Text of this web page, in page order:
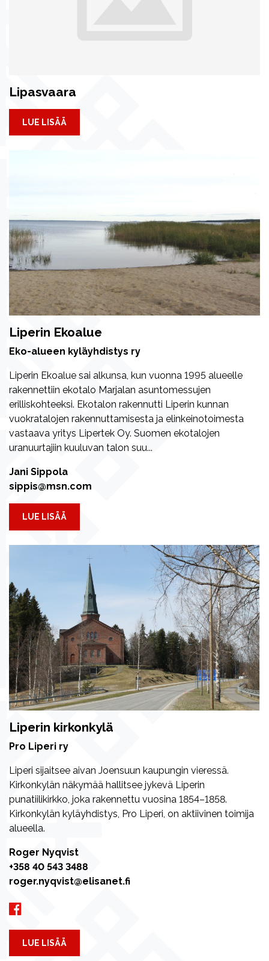
Lipasvaara
LUE LISÄÄ
Liperin Ekoalue
Eko-alueen kyläyhdistys ry
Liperin Ekoalue sai alkunsa, kun vuonna 1995 alueelle
rakennettiin ekotalo Marjalan asuntomessujen
erilliskohteeksi. Ekotalon rakennutti Liperin kunnan
vuokratalojen rakennuttamisesta ja elinkeinotoimesta
vastaava yritys Lipertek Oy. Suomen ekotalojen
uranuurtajiin kuuluvan talon suu...
Jani Sippola
sippis@msn.com
LUE LISÄÄ
Liperin kirkonkylä
Pro Liperi ry
Liperi sijaitsee aivan Joensuun kaupungin vieressä.
Kirkonkylän näkymää hallitsee jykevä Liperin
punatiilikirkko, joka rakennettu vuosina 1854–1858.
Kirkonkylän kyläyhdistys, Pro Liperi, on aktiivinen toimija
alueella.
Roger Nyqvist
+358 40 543 3488
roger.nyqvist@elisanet.fi
LUE LISÄÄ